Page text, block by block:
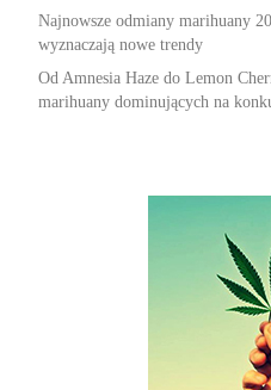
Najnowsze odmiany marihuany
wyznaczają nowe trendy
Od Amnesia Haze do Lemon
marihuany dominujących na